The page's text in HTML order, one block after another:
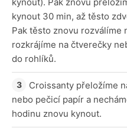
kynout 30 min, až těsto
Pak těsto znovu rozválíme
rozkrájíme na čtverečky
do rohlíků.
Croissanty přeložíme
nebo pečicí papír a
hodinu znovu kynout.